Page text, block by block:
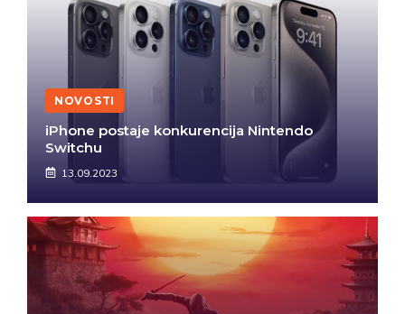
NOVOSTI
iPhone postaje konkurencija Nintendo
Switchu
13.09.2023